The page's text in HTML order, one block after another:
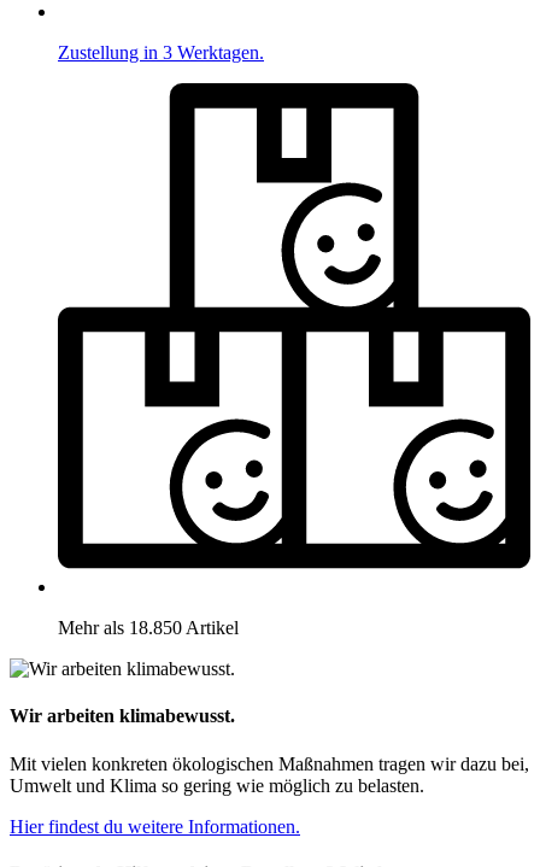
Zustellung in 3 Werktagen.
Mehr als 18.850 Artikel
Wir arbeiten klimabewusst.
Mit vielen konkreten ökologischen Maßnahmen tragen wir dazu bei,
Umwelt und Klima so gering wie möglich zu belasten.
Hier findest du weitere Informationen.